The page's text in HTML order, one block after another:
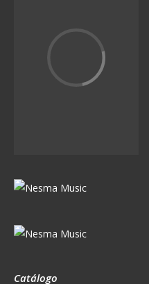
Catálogo